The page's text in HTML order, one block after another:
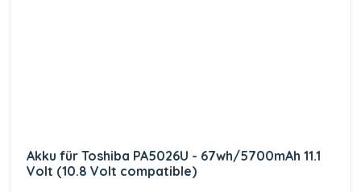
Akku für Toshiba PA5026U - 67wh/5700mAh 11.1
Volt (10.8 Volt compatible)